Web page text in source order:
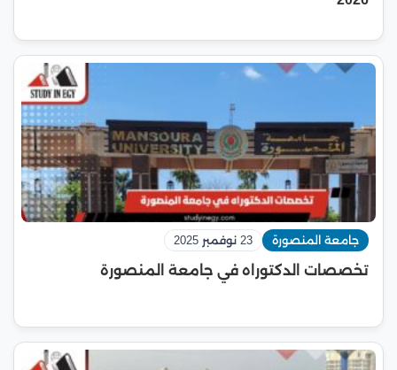
جامعة المنصورة 23 نوفمبر 2025
تخصصات الدكتوراه في جامعة المنصورة